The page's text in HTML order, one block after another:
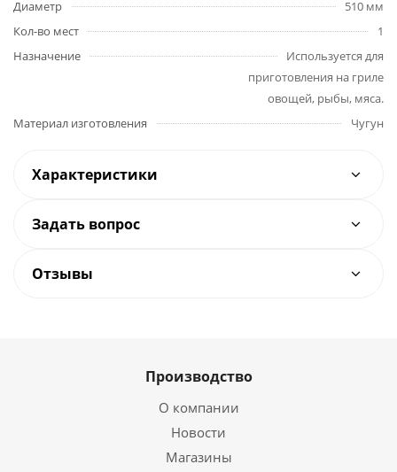
Диаметр
510 мм
Кол-во мест
1
Назначение
Используется для
приготовления на гриле
овощей, рыбы, мяса.
Материал изготовления
Чугун
Характеристики
Задать вопрос
Отзывы
Производство
О компании
Новости
Магазины